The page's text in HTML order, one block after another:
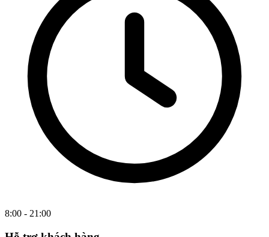
8:00 - 21:00